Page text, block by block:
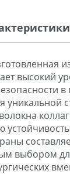
высокий
уникальной
выбором